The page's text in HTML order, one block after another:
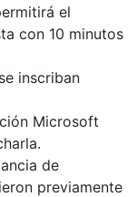
el
con 10 minutos
inscriban
Microsoft
de
previamente